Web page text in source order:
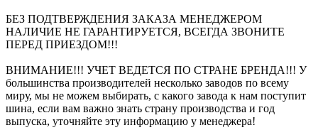
БЕЗ ПОДТВЕРЖДЕНИЯ ЗАКАЗА МЕНЕДЖЕРОМ
НАЛИЧИЕ НЕ ГАРАНТИРУЕТСЯ, ВСЕГДА ЗВОНИТЕ
ПЕРЕД ПРИЕЗДОМ!!!
ВНИМАНИЕ!!! УЧЕТ ВЕДЕТСЯ ПО СТРАНЕ БРЕНДА!!! У
большинства производителей несколько заводов по всему
миру, мы не можем выбирать, с какого завода к нам поступит
шина, если вам важно знать страну производства и год
выпуска, уточняйте эту информацию у менеджера!